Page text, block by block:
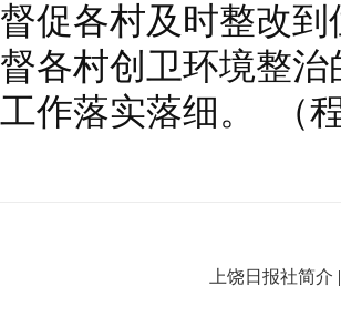
督促各村及时整改
督各村创卫环境整
工作落实落细。 （程
上饶日报社简介 |